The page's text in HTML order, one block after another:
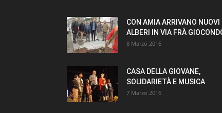
CON AMIA ARRIVANO NUOVI
ALBERI IN VIA FRÀ
8 Marzo 2016
CASA DELLA GIOVANE,
SOLIDARIETÀ E MUSICA
7 Marzo 2016